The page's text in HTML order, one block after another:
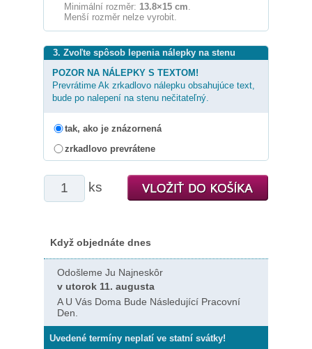
Minimální rozměr: 13.8×15 cm
Menší rozměr nelze vyrobit.
3. Zvoľte spôsob lepenia nálepky na stenu
POZOR NA NÁLEPKY S TEXTOM!
Prevrátime Ak zrkadlovo nálepku obsahujúce text,
bude po nalepení na stenu nečitateľný.
tak, ako je znázornená
zrkadlovo prevrátene
ks
Když objednáte dnes
Odošleme Ju Najneskôr
v utorok 11. augusta
A U Vás Doma Bude Následující Pracovní
Den.
Uvedené termíny neplatí ve statní svátky!